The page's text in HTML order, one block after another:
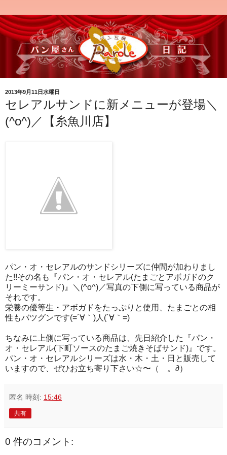
2013年9月11日水曜日
セレアルサンドに新メニューが登場＼
(^o^)／【糸魚川店】
パン・オ・セレアルのサンドシリーズに仲間が加わりまし
た!!その名も『パン・オ・セレアル(たまごとアボガドのク
リーミーサンド)』＼(^o^)／写真の下側に写っている商品が
それです。
栄養の優等生・アボガドをたっぷりと使用、たまごとの相
性もバツグンです(=´∀｀)人(´∀｀=)
ちなみに上側に写っている商品は、先日紹介した『パン・
オ・セレアル(下町ソースのたまご焼きそばサンド)』です。
パン・オ・セレアルシリーズは水・木・土・日と販売して
いますので、ぜひお立ち寄り下さい☆〜（ゝ。∂）
匿名 時刻: 15:46
共有
0 件のコメント: